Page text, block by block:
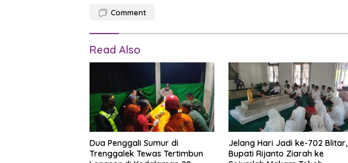
Comment
Read Also
Dua Penggali Sumur di
Trenggalek Tewas Tertimbun
Jelang Hari Jadi ke-702 Blitar,
Bupati Rijanto Ziarah ke